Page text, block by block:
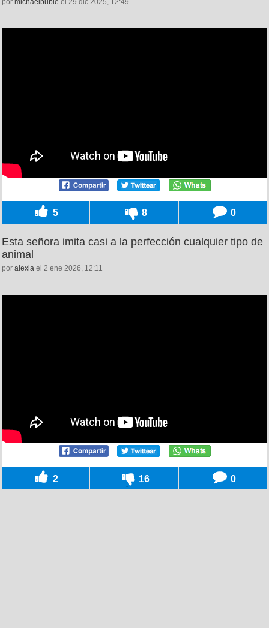
por michaelbuble el 29 dic 2025, 12:49
5 8 0
Esta señora imita casi a la perfección cualquier tipo de
animal
por alexia el 2 ene 2026, 12:11
2 16 0